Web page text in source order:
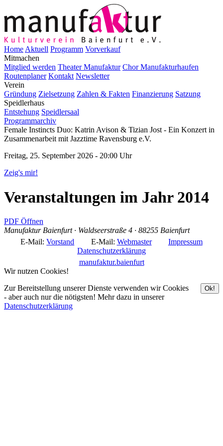
Home Aktuell Programm Vorverkauf
Mitmachen
Mitglied werden Theater Manufaktur Chor Manufakturhaufen
Routenplaner Kontakt Newsletter
Verein
Gründung Zielsetzung Zahlen & Fakten Finanzierung Satzung
Speidlerhaus
Entstehung Speidlersaal
Programmarchiv
Female Instincts Duo: Katrin Avison & Tizian Jost - Ein Konzert in
Zusammenarbeit mit Jazztime Ravensburg e.V.
Freitag, 25. September 2026 - 20:00 Uhr
Zeig's mir!
Veranstaltungen im Jahr 2014
PDF Öffnen
Manufaktur Baienfurt · Waldseerstraße 4 · 88255 Baienfurt
E-Mail:Vorstand E-Mail: Webmaster
Impressum
Datenschutzerklärung
manufaktur.baienfurt
Wir nutzen Cookies!
Zur Bereitstellung unserer Dienste verwenden wir Cookies
- aber auch nur die nötigsten! Mehr dazu in unserer
Datenschutzerklärung
Ok!